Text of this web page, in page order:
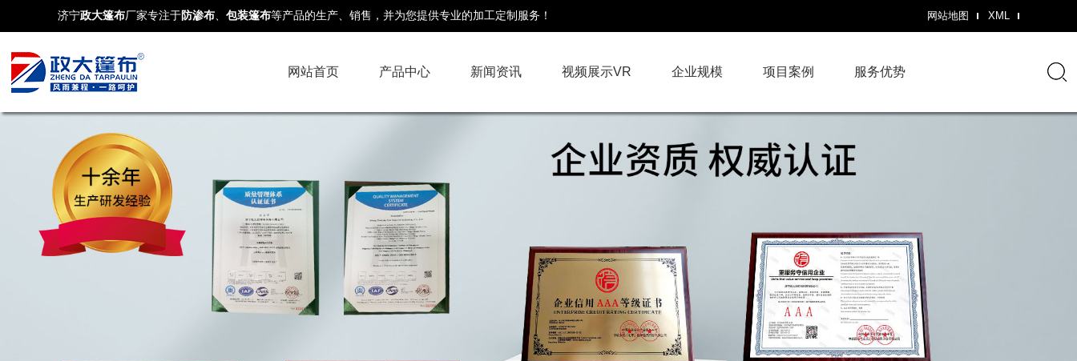
济宁政大篷布厂家专注于防渗布、 包装篷布等产品的生产、销售，并为您提供专业的加工定制服务！ 网站地图 XML
网站首页 产品中心 新闻资讯 视频展示VR 企业规模 项目案例 服务优势